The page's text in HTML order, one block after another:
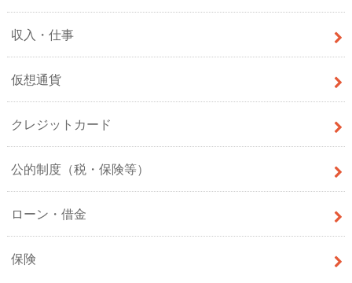
収入・仕事
仮想通貨
クレジットカード
公的制度（税・保険等）
ローン・借金
保険